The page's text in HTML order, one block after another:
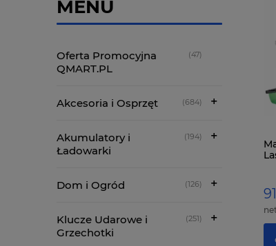
MENU
Oferta Promocyjna
QMART.PL
(47)
Akcesoria i Osprzęt (684)
Akumulatory i
Ładowarki
(194)
Dom i Ogród (126)
Klucze Udarowe i
Grzechotki
(251)
DEWALT DCE530NT Opalarka 18V 20V
54V 530st 2-Biegi BODY w Walizce
499,00 zł
do koszyka